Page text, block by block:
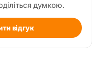
думкою.
відгук